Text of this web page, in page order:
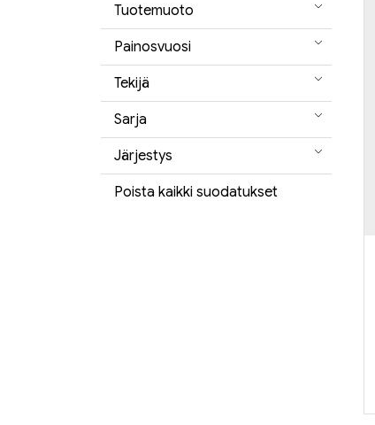
Tuotemuoto
Painosvuosi
Tekijä
Sarja
Järjestys
Poista kaikki suodatukset